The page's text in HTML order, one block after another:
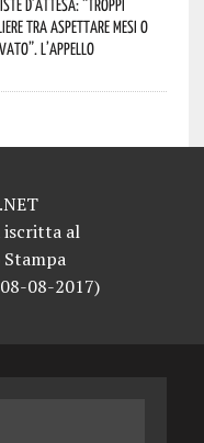
d’attesa: “Troppi
tra aspettare mesi o
L’appello
iscritta al
08-2017)